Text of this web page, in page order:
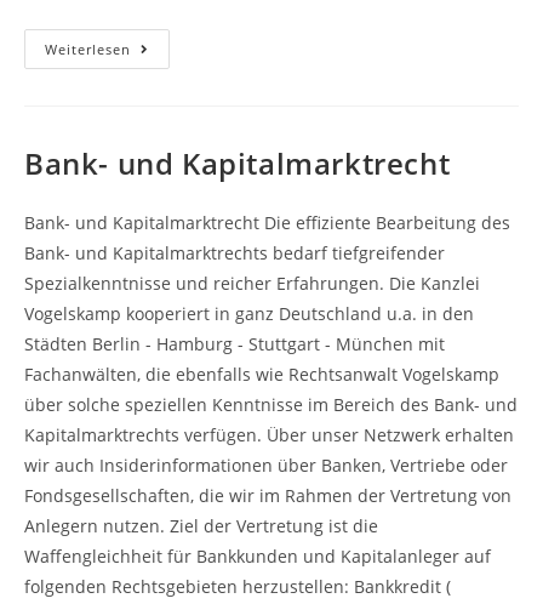
Weiterlesen Datenschutzerklärung
Bank- und Kapitalmarktrecht
Bank- und Kapitalmarktrecht Die effiziente Bearbeitung des
Bank- und Kapitalmarktrechts bedarf tiefgreifender
Spezialkenntnisse und reicher Erfahrungen. Die Kanzlei
Vogelskamp kooperiert in ganz Deutschland u.a. in den
Städten Berlin - Hamburg - Stuttgart - München mit
Fachanwälten, die ebenfalls wie Rechtsanwalt Vogelskamp
über solche speziellen Kenntnisse im Bereich des Bank- und
Kapitalmarktrechts verfügen. Über unser Netzwerk erhalten
wir auch Insiderinformationen über Banken, Vertriebe oder
Fondsgesellschaften, die wir im Rahmen der Vertretung von
Anlegern nutzen. Ziel der Vertretung ist die
Waffengleichheit für Bankkunden und Kapitalanleger auf
folgenden Rechtsgebieten herzustellen: Bankkredit (